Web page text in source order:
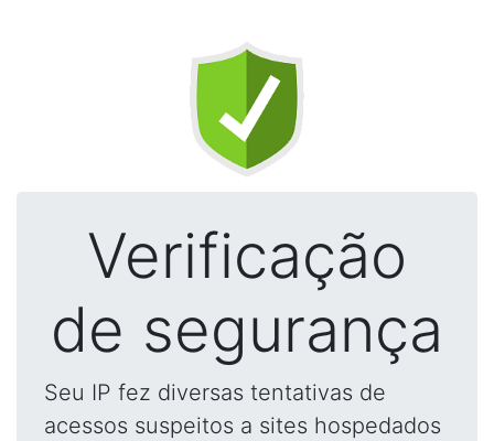
Verificação
de segurança
Seu IP fez diversas tentativas de
acessos suspeitos a sites hospedados